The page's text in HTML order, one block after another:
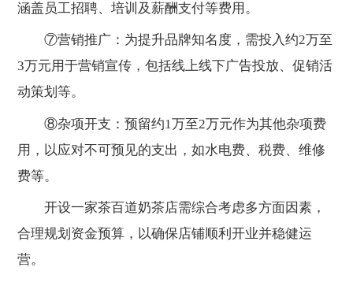
涵盖员工招聘、培训及薪酬支付等费用。
⑦营销推广：为提升品牌知名度，需投入约2万至
3万元用于营销宣传，包括线上线下广告投放、促销活
动策划等。
⑧杂项开支：预留约1万至2万元作为其他杂项费
用，以应对不可预见的支出，如水电费、税费、维修
费等。
开设一家茶百道奶茶店需综合考虑多方面因素，
合理规划资金预算，以确保店铺顺利开业并稳健运
营。